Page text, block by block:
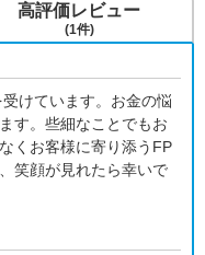
けています。お金の悩
す。些細なことでもお
くお客様に寄り添うFP
笑顔が見れたら幸いで
高評価レビュー
(1件)